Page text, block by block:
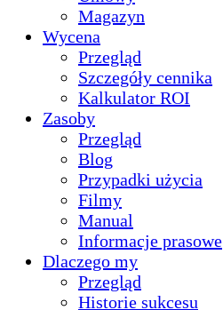
Magazyn
Wycena
Przegląd
Szczegóły cennika
Kalkulator ROI
Zasoby
Przegląd
Blog
Przypadki użycia
Filmy
Manual
Informacje prasowe
Dlaczego my
Przegląd
Historie sukcesu